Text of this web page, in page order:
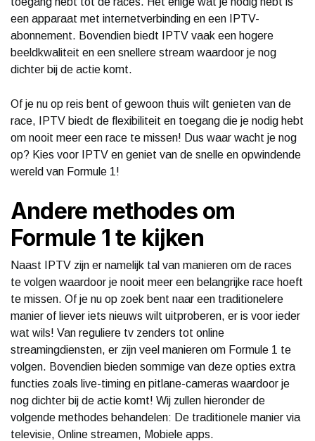
een apparaat met internetverbinding en een IPTV-
abonnement. Bovendien biedt IPTV vaak een hogere
beeldkwaliteit en een snellere stream waardoor je nog
dichter bij de actie komt.
Of je nu op reis bent of gewoon thuis wilt genieten van de
race, IPTV biedt de flexibiliteit en toegang die je nodig hebt
om nooit meer een race te missen! Dus waar wacht je nog
op? Kies voor IPTV en geniet van de snelle en opwindende
wereld van Formule 1!
Andere methodes om
Formule 1 te kijken
Naast IPTV zijn er namelijk tal van manieren om de races
te volgen waardoor je nooit meer een belangrijke race hoeft
te missen. Of je nu op zoek bent naar een traditionelere
manier of liever iets nieuws wilt uitproberen, er is voor ieder
wat wils! Van reguliere tv zenders tot online
streamingdiensten, er zijn veel manieren om Formule 1 te
volgen. Bovendien bieden sommige van deze opties extra
functies zoals live-timing en pitlane-cameras waardoor je
nog dichter bij de actie komt! Wij zullen hieronder de
volgende methodes behandelen: De traditionele manier via
televisie, Online streamen, Mobiele apps.